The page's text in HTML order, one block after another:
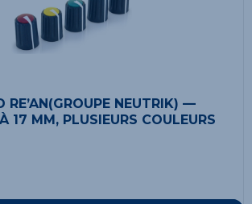
RE’AN(GROUPE NEUTRIK) —
17 MM, PLUSIEURS COULEURS